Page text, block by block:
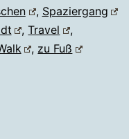
, Spaziergang
,Travel
,
, zu Fuß